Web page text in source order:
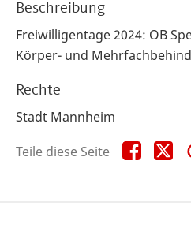
Beschreibung
Freiwilligentage 2024: OB
Körper- und
Rechte
Stadt Mannheim
Teile diese Seite
Teile
diese